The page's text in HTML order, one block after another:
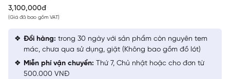
3,100,000đ
(Giá đã bao gồm VAT)
Đổi hàng: trong 30 ngày với sản phẩm còn nguyên tem
mác, chưa qua sử dụng, giặt (Không bao gồm đồ lót)
Miễn phí vận chuyển: Thứ 7, Chủ nhật hoặc cho đơn từ
500.000 VNĐ